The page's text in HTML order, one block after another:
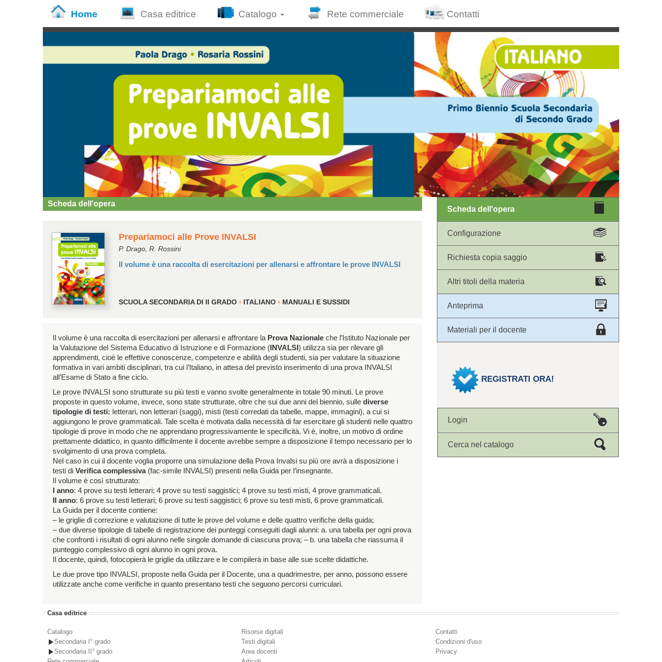
Home Casa editrice Catalogo Rete commerciale Contatti
Scheda dell'opera
Prepariamoci alle Prove INVALSI
P. Drago, R. Rossini
Il volume è una raccolta di esercitazioni per allenarsi e affrontare le prove INVALSI
SCUOLA SECONDARIA DI II GRADO › ITALIANO › MANUALI E SUSSIDI
Il volume è una raccolta di esercitazioni per allenarsi e affrontare la Prova Nazionale che l’Istituto Nazionale per
la Valutazione del Sistema Educativo di Istruzione e di Formazione ( INVALSI ) utilizza sia per rilevare gli
apprendimenti, cioè le effettive conoscenze, competenze e abilità degli studenti, sia per valutare la situazione
formativa in vari ambiti disciplinari, tra cui l’Italiano, in attesa del previsto inserimento di una prova INVALSI
all’Esame di Stato a fine ciclo.
Le prove INVALSI sono strutturate su più testi e vanno svolte generalmente in totale 90 minuti. Le prove
proposte in questo volume, invece, sono state strutturate, oltre che sui due anni del biennio, sulle diverse
tipologie di testi: letterari, non letterari (saggi), misti (testi corredati da tabelle, mappe, immagini), a cui si
aggiungono le prove grammaticali. Tale scelta è motivata dalla necessità di far esercitare gli studenti nelle quattro
tipologie di prove in modo che ne apprendano progressivamente le specificità. Vi è, inoltre, un motivo di ordine
prettamente didattico, in quanto difficilmente il docente avrebbe sempre a disposizione il tempo necessario per lo
svolgimento di una prova completa.
Nel caso in cui il docente voglia proporre una simulazione della Prova Invalsi su più ore avrà a disposizione i
testi di Verifica complessiva (fac-simile INVALSI) presenti nella Guida per l’insegnante.
Il volume è così strutturato:
I anno: 4 prove su testi letterari; 4 prove su testi saggistici; 4 prove su testi misti, 4 prove grammaticali.
II anno: 6 prove su testi letterari; 6 prove su testi saggistici; 6 prove su testi misti, 6 prove grammaticali.
La Guida per il docente contiene:
– le griglie di correzione e valutazione di tutte le prove del volume e delle quattro verifiche della guida;
– due diverse tipologie di tabelle di registrazione dei punteggi conseguiti dagli alunni: a. una tabella per ogni prova
che confronti i risultati di ogni alunno nelle singole domande di ciascuna prova; – b. una tabella che riassuma il
punteggio complessivo di ogni alunno in ogni prova.
Il docente, quindi, fotocopierà le griglie da utilizzare e le compilerà in base alle sue scelte didattiche.
Le due prove tipo INVALSI, proposte nella Guida per il Docente, una a quadrimestre, per anno, possono essere
utilizzate anche come verifiche in quanto presentano testi che seguono percorsi curriculari.
Scheda dell'opera
Configurazione
Richiesta copia saggio
Altri titoli della materia
Anteprima
Materiali per il docente
REGISTRATI ORA!
Login
Nome utente o indirizzo email
Cerca nel catalogo
Casa editrice
Catalogo
Secondaria I° grado
Secondaria II° grado
Risorse digitali
Testi digitali
Area docenti
Contatti
Condizioni d'uso
Privacy